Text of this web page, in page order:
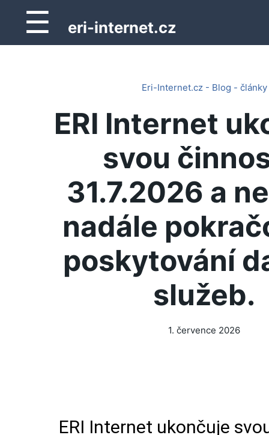
☰ eri-internet.cz
Eri-Internet.cz - Blog - články
ERI Internet
svou
31.7.2026 a
nadále
poskytování
služeb.
1. července 2026
ERI Internet ukončuje